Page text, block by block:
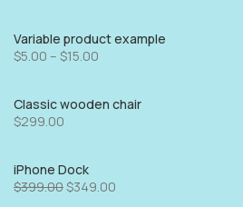
Variable product example
$5.00 – $15.00
Classic wooden chair
$299.00
iPhone Dock
$399.00$349.00